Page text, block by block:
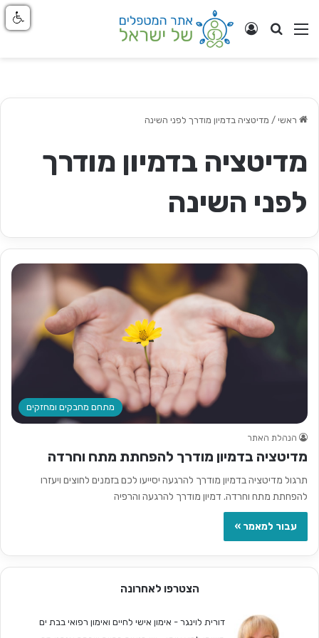
ניווט באתר
חפש התחבר
ראשי / מדיטציה בדמיון מודרך לפני השינה
מדיטציה בדמיון מודרך
לפני השינה
מתחם מחבקים ומחזקים
הנהלת האתר
מדיטציה בדמיון מודרך להפחתת מתח וחרדה
תרגול מדיטציה בדמיון מודרך להרגעה יסייעו לכם בזמנים לחוצים ויעזרו
להפחתת מתח וחרדה. דמיון מודרך להרגעה והרפיה
עבור למאמר »
הצטרפו לאחרונה
דורית לוינגר - אימון אישי לחיים ואימון רפואי בבת ים